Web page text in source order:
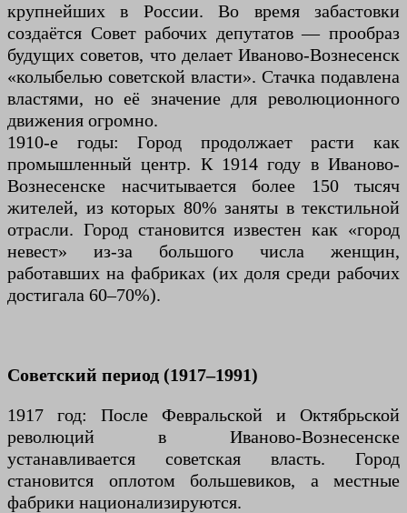
крупнейших в России. Во время забастовки
создаётся Совет рабочих депутатов — прообраз
будущих советов, что делает Иваново-Вознесенск
«колыбелью советской власти». Стачка подавлена
властями, но её значение для революционного
движения огромно.
1910-е годы: Город продолжает расти как
промышленный центр. К 1914 году в Иваново-
Вознесенске насчитывается более 150 тысяч
жителей, из которых 80% заняты в текстильной
отрасли. Город становится известен как «город
невест» из-за большого числа женщин,
работавших на фабриках (их доля среди рабочих
достигала 60–70%).
Советский период (1917–1991)
1917 год: После Февральской и Октябрьской
революций в Иваново-Вознесенске
устанавливается советская власть. Город
становится оплотом большевиков, а местные
фабрики национализируются.